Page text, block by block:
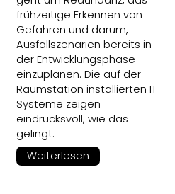
frühzeitige Erkennen von
Gefahren und darum,
Ausfallszenarien bereits in
der Entwicklungsphase
einzuplanen. Die auf der
Raumstation installierten IT-
Systeme zeigen
eindrucksvoll, wie das
gelingt.
Weiterlesen